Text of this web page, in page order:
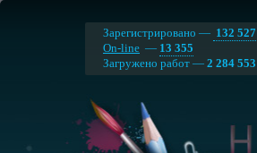
Зарегистрировано — 132 527
On-line — 13 355
Загружено работ — 2 284 553